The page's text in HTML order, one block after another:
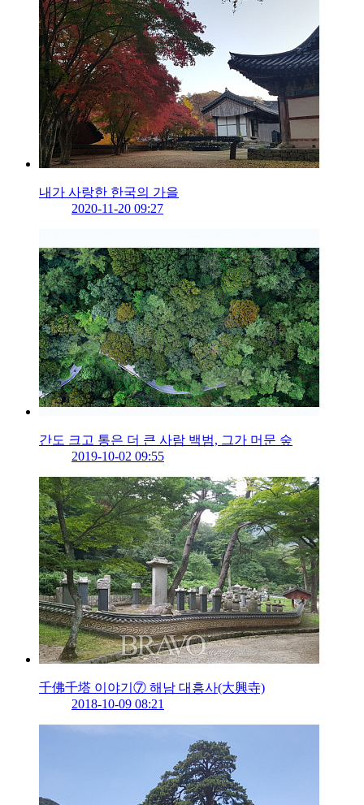
내가 사랑한 한국의 가을
2020-11-20 09:27
간도 크고 통은 더 큰 사람 백범, 그가 머문 숲
2019-10-02 09:55
千佛千塔 이야기⑦ 해남 대흥사(大興寺)
2018-10-09 08:21